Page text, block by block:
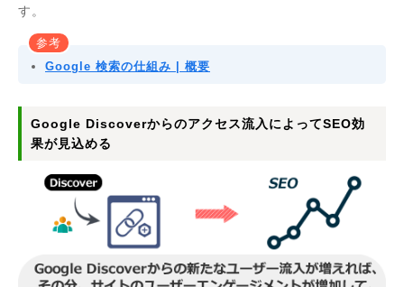
す。
参考
Google 検索の仕組み | 概要
Google Discoverからのアクセス流入によってSEO効
果が見込める